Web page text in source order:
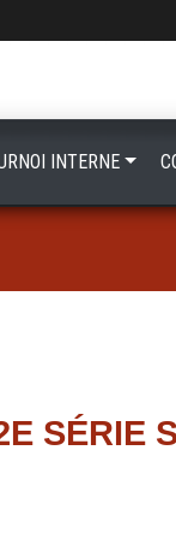
SÉRIE
INTERNE